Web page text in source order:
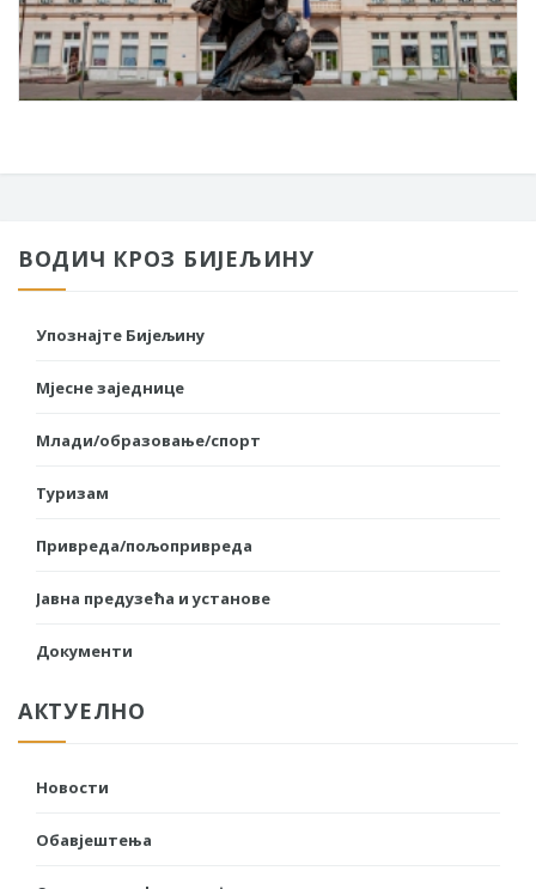
ВОДИЧ КРОЗ БИЈЕЉИНУ
Упознајте Бијељину
Мјесне заједнице
Млади/образовање/спорт
Туризам
Привреда/пољопривреда
Јавна предузећа и установе
Документи
АКТУЕЛНО
Новости
Обавјештења